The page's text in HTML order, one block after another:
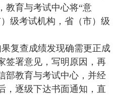
教育与考试中心将“意
级考试机构，省（市）级
复查成绩发现确需更正成
签署意见，写明原因，再
部教育与考试中心，并经
，逐级下达书面通知，直